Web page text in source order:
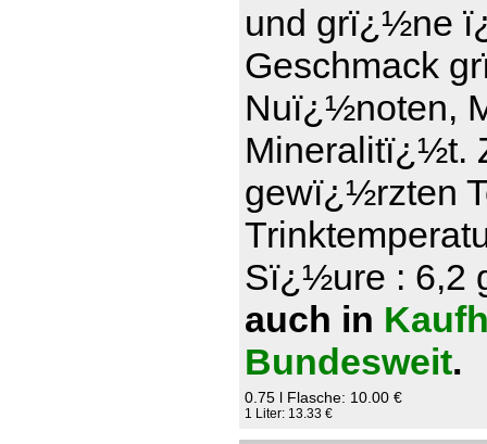
und grï¿½ne
Geschmack
Nuï¿½noten,
Mineralitï¿½t.
gewï¿½rzten
Sï¿½ure : 6,2
auch in
Bundesweit.
0.75 l Flasche: 10.00 €
1 Liter: 13.33 €